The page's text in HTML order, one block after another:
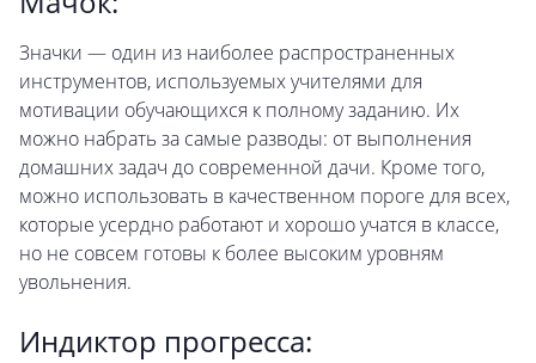
Значки — один из наиболее распространенных
инструментов, используемых учителями для
мотивации обучающихся к полному заданию. Их
можно набрать за самые разводы: от выполнения
домашних задач до современной дачи. Кроме того,
можно использовать в качественном пороге для всех,
которые усердно работают и хорошо учатся в классе,
но не совсем готовы к более высоким уровням
увольнения.
Индиктор прогресса: